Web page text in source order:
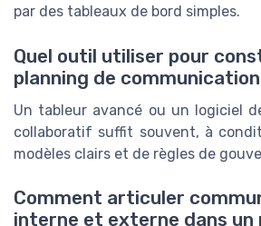
par des tableaux de bord simples.
Quel outil utiliser pour
planning de
Un tableur avancé ou un logiciel
collaboratif suffit souvent, à
modèles clairs et de règles de
Comment articuler
interne et externe dans un